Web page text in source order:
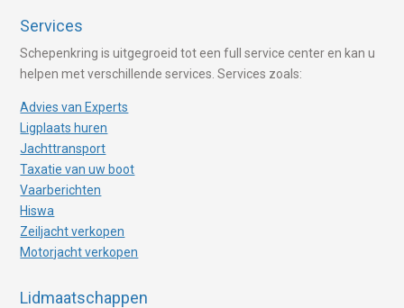
Services
Schepenkring is uitgegroeid tot een full service center en kan u
helpen met verschillende services. Services zoals:
Advies van Experts
Ligplaats huren
Jachttransport
Taxatie van uw boot
Vaarberichten
Hiswa
Zeiljacht verkopen
Motorjacht verkopen
Lidmaatschappen